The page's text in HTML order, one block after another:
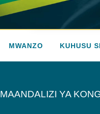
MWANZO KUHUSU
Vyombo vya
MAANDALIZI YA